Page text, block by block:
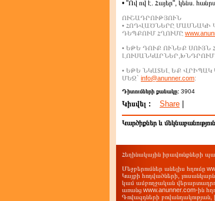
• "Ով ով է. Հայեր", կենս.
ՈՒՇԱԴՐՈՒԹՅՈՒՆ
• ՀՈԴՎԱԾՆԵՐԸ ՄԱՍՆԱԿԻ
ԴԵՊՔՈՒՄ ՀՂՈՒՄԸ
• ԵԹԵ ԴՈՒՔ ՈՒՆԵՔ
• ԵԹԵ ՆԿԱՏԵԼ ԵՔ
ՄԵԶ` info@anunner.com:
Դիտումների քանակը: 3904
Կիսվել : Share
Կարծիքներ և
Հեղինակային իրավունքների
Մեջբերումներ անելիս հղումը
Կայքի հոդվածների,
կամ ամբողջական
առանց www.anunner.com-ին
Գովազդների բովանդակության,